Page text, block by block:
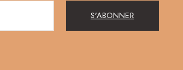
S'ABONNER